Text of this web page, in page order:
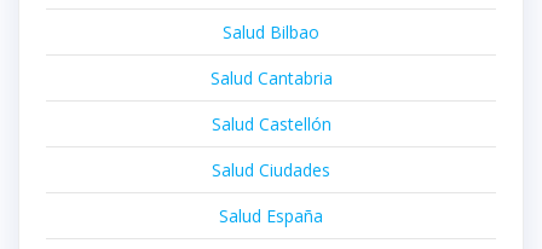
Salud Bilbao
Salud Cantabria
Salud Castellón
Salud Ciudades
Salud España